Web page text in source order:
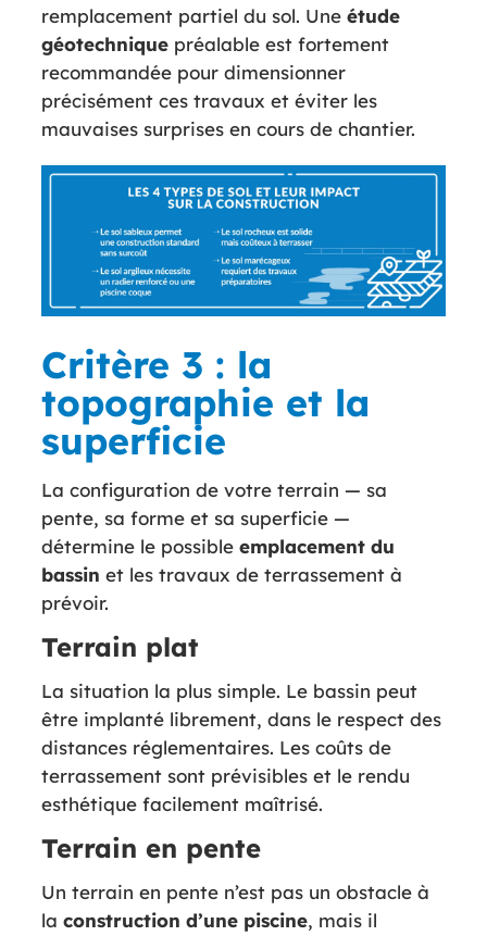
remplacement partiel du sol. Une étude
géotechniquepréalable est fortement
recommandée pour dimensionner
précisément ces travaux et éviter les
mauvaises surprises en cours de chantier.
Critère 3 : la
topographie et la
superficie
La configuration de votre terrain — sa
pente, sa forme et sa superficie —
détermine le possible emplacement du
bassin et les travaux de terrassement à
prévoir.
Terrain plat
La situation la plus simple. Le bassin peut
être implanté librement, dans le respect des
distances réglementaires. Les coûts de
terrassement sont prévisibles et le rendu
esthétique facilement maîtrisé.
Terrain en pente
Un terrain en pente n’est pas un obstacle à
la construction d’une piscine, mais il